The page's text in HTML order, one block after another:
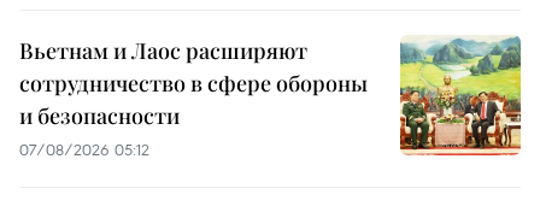
Вьетнам и Лаос расширяют
сотрудничество в сфере обороны
и безопасности
07/08/2026 05:12